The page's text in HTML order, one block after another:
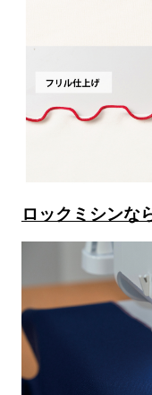
ロックミシンな